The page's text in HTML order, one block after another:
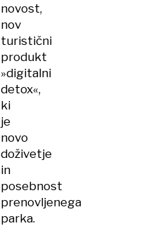
novost,
nov
turistični
produkt
»digitalni
detox«,
ki
je
novo
doživetje
in
posebnost
prenovljenega
parka.